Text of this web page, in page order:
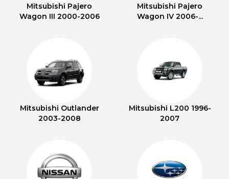
Mitsubishi Pajero
Wagon III 2000-2006
Mitsubishi Pajero
Wagon IV 2006-...
Mitsubishi Outlander
2003-2008
Mitsubishi L200 1996-
2007